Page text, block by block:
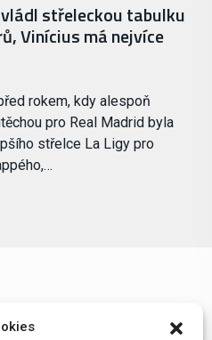
střeleckou tabulku
Vinícius má nejvíce
rokem, kdy alespoň
pro Real Madrid byla
střelce La Ligy pro